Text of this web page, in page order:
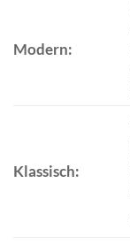
Modern:
Klassisch: